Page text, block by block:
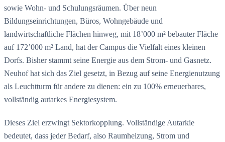
sowie Wohn- und Schulungsräumen. Über neun
Bildungseinrichtungen, Büros, Wohngebäude und
landwirtschaftliche Flächen hinweg, mit 18’000 m² bebauter Fläche
auf 172’000 m² Land, hat der Campus die Vielfalt eines kleinen
Dorfs. Bisher stammt seine Energie aus dem Strom- und Gasnetz.
Neuhof hat sich das Ziel gesetzt, in Bezug auf seine Energienutzung
als Leuchtturm für andere zu dienen: ein zu 100% erneuerbares,
vollständig autarkes Energiesystem.
Dieses Ziel erzwingt Sektorkopplung. Vollständige Autarkie
bedeutet, dass jeder Bedarf, also Raumheizung, Strom und